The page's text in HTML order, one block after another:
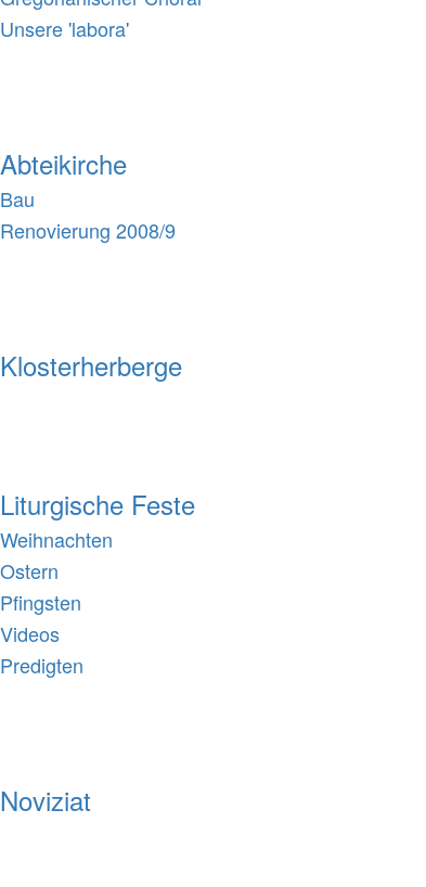
Unsere 'labora'
Abteikirche
Bau
Renovierung 2008/9
Klosterherberge
Liturgische Feste
Weihnachten
Ostern
Pfingsten
Videos
Predigten
Noviziat